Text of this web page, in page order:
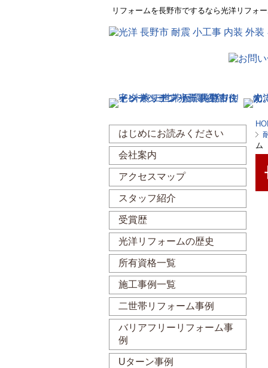
リフォームを長野市でするなら光洋リフォ
ム
はじめにお読みください
会社案内
アクセスマップ
スタッフ紹介
受賞歴
光洋リフォームの歴史
所有資格一覧
施工事例一覧
二世帯リフォーム事例
バリアフリーリフォーム事
例
Uターン事例